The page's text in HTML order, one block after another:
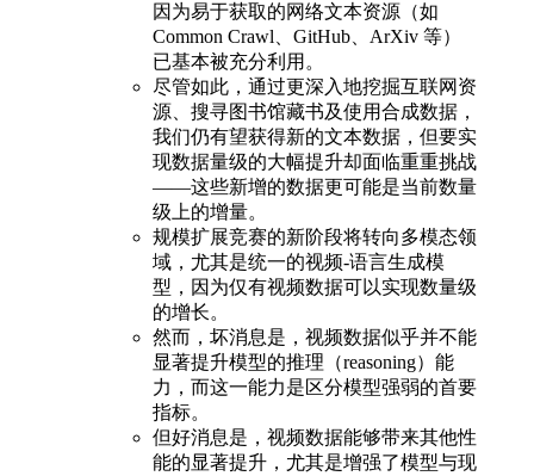
因为易于获取的网络文本资源（如
Common Crawl、GitHub、ArXiv 等）
已基本被充分利用。
尽管如此，通过更深入地挖掘互联网资
源、搜寻图书馆藏书及使用合成数据，
我们仍有望获得新的文本数据，但要实
现数据量级的大幅提升却面临重重挑战
——这些新增的数据更可能是当前数量
级上的增量。
规模扩展竞赛的新阶段将转向多模态领
域，尤其是统一的视频-语言生成模
型，因为仅有视频数据可以实现数量级
的增长。
然而，坏消息是，视频数据似乎并不能
显著提升模型的推理（reasoning）能
力，而这一能力是区分模型强弱的首要
指标。
但好消息是，视频数据能够带来其他性
能的显著提升，尤其是增强了模型与现